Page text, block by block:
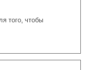
того, чтобы